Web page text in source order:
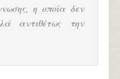
η οποία δεν
αντιθέτως την